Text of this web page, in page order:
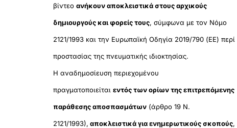
βίντεο ανήκουν αποκλειστικά στους αρχικούς
δημιουργούς και φορείς τους, σύμφωνα με τον Νόμο
2121/1993 και την Ευρωπαϊκή Οδηγία 2019/790 (ΕΕ) περί
προστασίας της πνευματικής ιδιοκτησίας.
Η αναδημοσίευση περιεχομένου
πραγματοποιείται εντός των ορίων της επιτρεπόμενης
παράθεσης αποσπασμάτων(άρθρο 19 Ν.
2121/1993), αποκλειστικά για ενημερωτικούς σκοπούς,